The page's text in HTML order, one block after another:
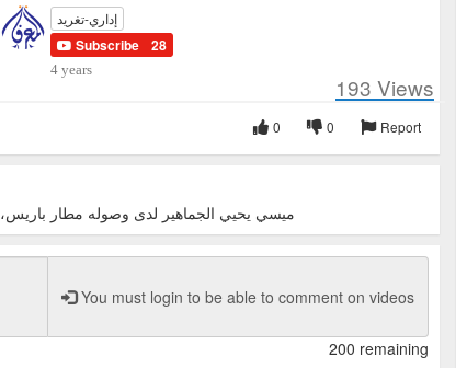
إداري-تغريد
Subscribe 28
4 years
193 Views
Report
0
0
ميسي يحيي الجماهير لدى وصوله مطار باريس، 10 أغسطس 2021
You must login to be able to comment on videos
200 remaining